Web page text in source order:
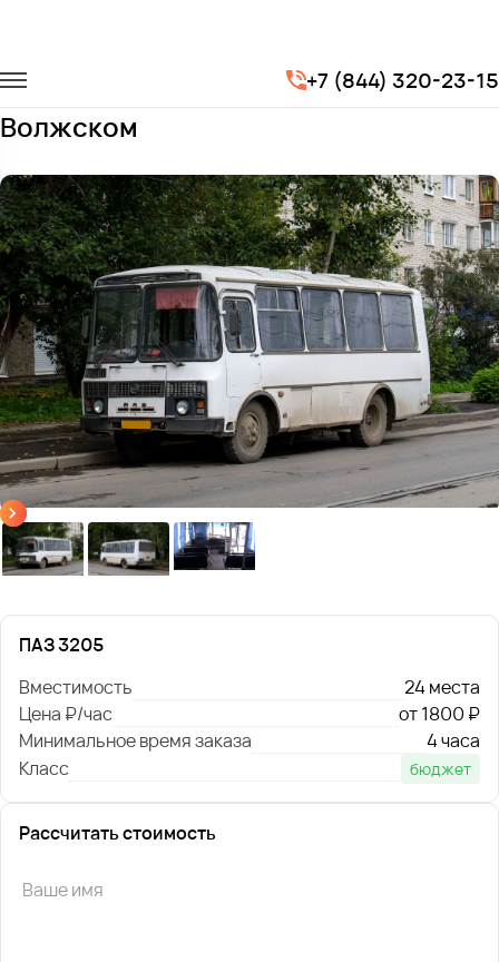
+7 (844) 320-23-15
ПАЗ 3205
Заказать ПАЗ 3205 с водителем в
Волжском
ПАЗ 3205
Вместимость
24 места
Цена ₽/час
от 1800 ₽
Минимальное время заказа
4 часа
Класс
бюджет
Рассчитать стоимость